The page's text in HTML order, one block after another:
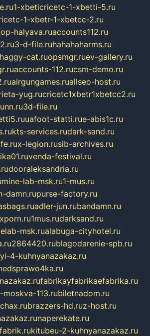
1-xbeticricetc-1-xbetti-5.ru
1-xbetr-1-xbetcc-2.ru
halyava.ruaccounts112.ru
3-d-file.ruhahahaharms.ru
cat.ruopsmgr.ruev-gallery.ru
accounts-112.rucsm-demo.ru
airgungames.ruallseo-host.ru
yug.rucricetc1xbetr1xbetcc2.ru
3d-file.ru
uafoot-statti.rue-abis1c.ru
kts-services.rudark-sand.ru
x-legion.rusib-archives.ru
venda-festival.ru
dooraleksandria.ru
mine-lab-msk.ru1-mus.ru
damn.rupurse-factory.ru
adler-jun.rubandamn.ru
1mus.rudarksand.ru
msk.rualabuga-cityhotel.ru
2864420.rublagodarenie-spb.ru
4-kuhnyanazakaz.ru
fabrikayfabrikaefabrika.ru
113.rubiletnadom.ru
brazzers-hd.ruz-host.ru
naperekate.ru
kitubeu-2-kuhnyanazakaz.ru